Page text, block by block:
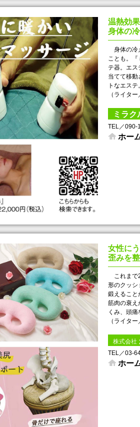
温熱効
身体の
身体の冷
ことも。
テ器。エス
当てて移動
トなエス
（ライター
ミラ
TEL／
ホー
女性に
歪みを
これまで
形のクッシ
鍛えること
筋肉の衰え
くみ、頭痛
（ライター
株式会社
TEL／03-
ホー